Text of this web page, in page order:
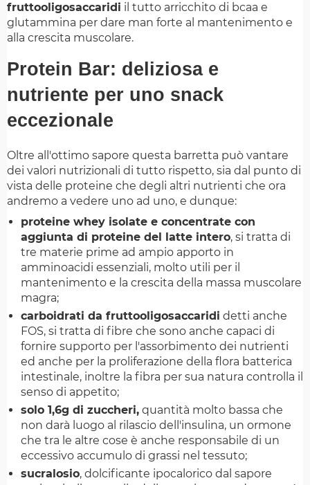
fruttooligosaccaridi il tutto arricchito di bcaa e
glutammina per dare man forte al mantenimento e
alla crescita muscolare.
Protein Bar: deliziosa e
nutriente per uno snack
eccezionale
Oltre all'ottimo sapore questa barretta può vantare
dei valori nutrizionali di tutto rispetto, sia dal punto di
vista delle proteine che degli altri nutrienti che ora
andremo a vedere uno ad uno, e dunque:
proteine whey isolate e concentrate con
aggiunta di proteine del latte intero, si tratta di
tre materie prime ad ampio apporto in
amminoacidi essenziali, molto utili per il
mantenimento e la crescita della massa muscolare
magra;
carboidrati da fruttooligosaccaridi detti anche
FOS, si tratta di fibre che sono anche capaci di
fornire supporto per l'assorbimento dei nutrienti
ed anche per la proliferazione della flora batterica
intestinale, inoltre la fibra per sua natura controlla il
senso di appetito;
solo 1,6g di zuccheri, quantità molto bassa che
non darà luogo al rilascio dell'insulina, un ormone
che tra le altre cose è anche responsabile di un
eccessivo accumulo di grassi nel tessuto;
sucralosio, dolcificante ipocalorico dal sapore